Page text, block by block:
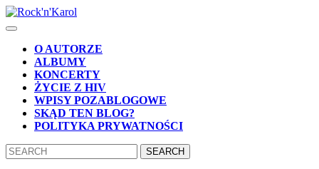
Skip
to
Skip
content
Open
ButtonO AUTORZE
ALBUMY
KONCERTY
ŻYCIE Z HIV
WPISY POZABLOGOWE
SKĄD TEN BLOG?
POLITYKA PRYWATNOŚCI
CLOSE
BUTTON
Search
for: